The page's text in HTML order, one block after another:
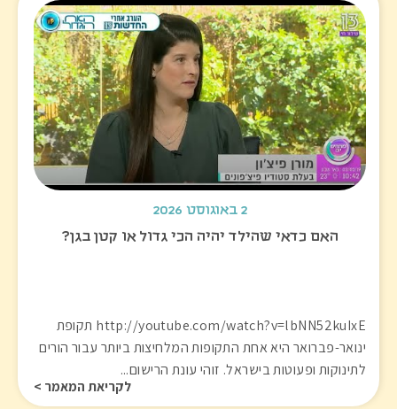
2 באוגוסט 2026
האם כדאי שהילד יהיה הכי גדול או קטן בגן?
http://youtube.com/watch?v=lbNN52kuIxE תקופת
ינואר-פברואר היא אחת התקופות המלחיצות ביותר עבור הורים
לתינוקות ופעוטות בישראל. זוהי עונת הרישום...
לקריאת המאמר >